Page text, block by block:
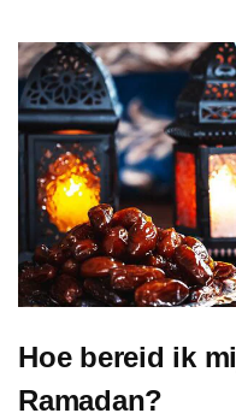
Hoe bereid ik
Ramadan?